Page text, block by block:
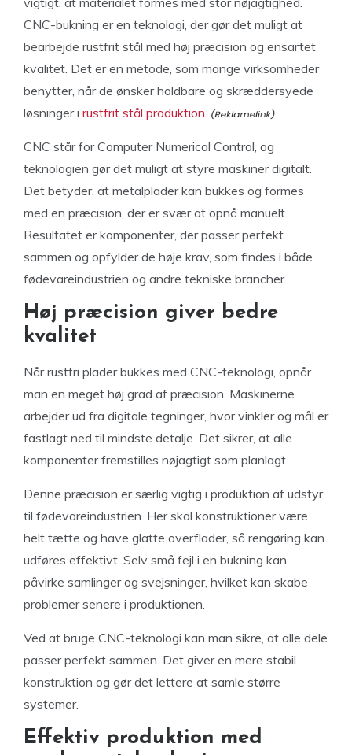
CNC-bukning er en teknologi, der gør det muligt at
bearbejde rustfrit stål med høj præcision og ensartet
kvalitet. Det er en metode, som mange virksomheder
benytter, når de ønsker holdbare og skræddersyede
løsninger i rustfrit stål produktion .
CNC står for Computer Numerical Control, og
teknologien gør det muligt at styre maskiner digitalt.
Det betyder, at metalplader kan bukkes og formes
med en præcision, der er svær at opnå manuelt.
Resultatet er komponenter, der passer perfekt
sammen og opfylder de høje krav, som findes i både
fødevareindustrien og andre tekniske brancher.
Høj præcision giver bedre
kvalitet
Når rustfri plader bukkes med CNC-teknologi, opnår
man en meget høj grad af præcision. Maskinerne
arbejder ud fra digitale tegninger, hvor vinkler og mål er
fastlagt ned til mindste detalje. Det sikrer, at alle
komponenter fremstilles nøjagtigt som planlagt.
Denne præcision er særlig vigtig i produktion af udstyr
til fødevareindustrien. Her skal konstruktioner være
helt tætte og have glatte overflader, så rengøring kan
udføres effektivt. Selv små fejl i en bukning kan
påvirke samlinger og svejsninger, hvilket kan skabe
problemer senere i produktionen.
Ved at bruge CNC-teknologi kan man sikre, at alle dele
passer perfekt sammen. Det giver en mere stabil
konstruktion og gør det lettere at samle større
systemer.
Effektiv produktion med